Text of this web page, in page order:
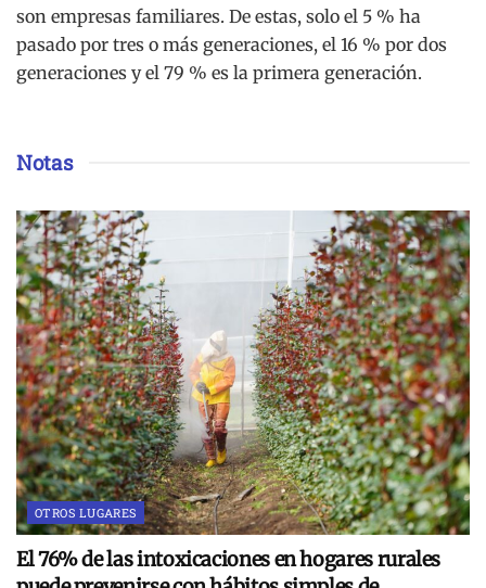
son empresas familiares. De estas, solo el 5 % ha
pasado por tres o más generaciones, el 16 % por dos
generaciones y el 79 % es la primera generación.
Notas
OTROS LUGARES
El 76% de las intoxicaciones en hogares rurales